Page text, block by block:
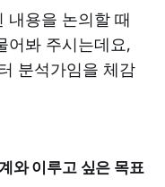
내용을 논의할 때
어봐 주시는데요,
분석가임을 체감
와 이루고 싶은 목표